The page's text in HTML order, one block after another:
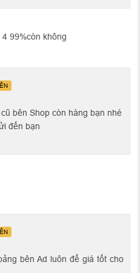
A14 Bionic siêu mạnh mẽ kết
bị con chip mới nhất của mình
năm, chiếc
đầu tiên của Apple được sử
99%còn không
bên Shop còn hàng bạn nhé
đến bạn
bên Ad luôn để giá tốt cho